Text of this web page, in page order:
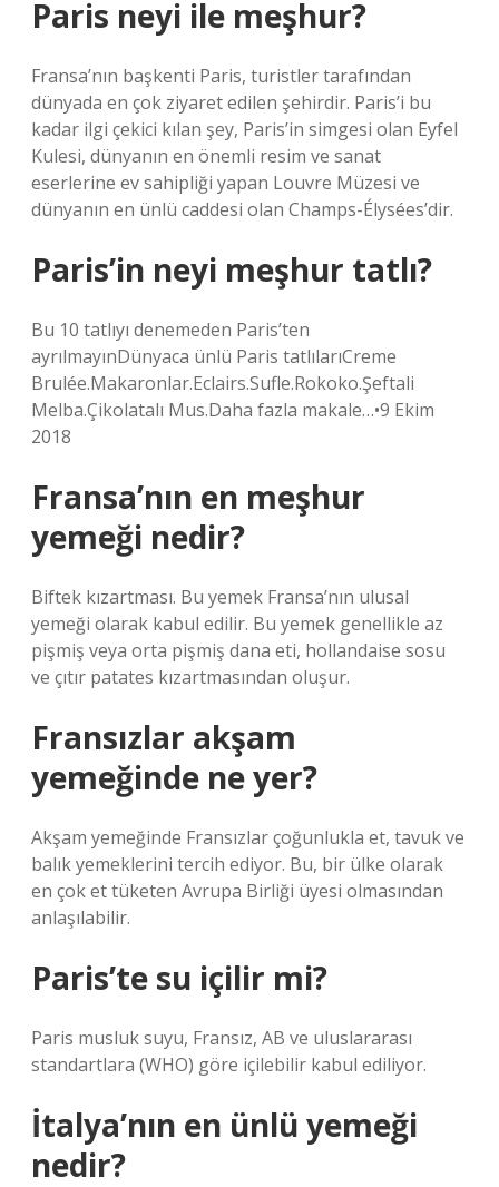
Paris neyi ile meşhur?
Fransa’nın başkenti Paris, turistler tarafından
dünyada en çok ziyaret edilen şehirdir. Paris’i bu
kadar ilgi çekici kılan şey, Paris’in simgesi olan Eyfel
Kulesi, dünyanın en önemli resim ve sanat
eserlerine ev sahipliği yapan Louvre Müzesi ve
dünyanın en ünlü caddesi olan Champs-Élysées’dir.
Paris’in neyi meşhur tatlı?
Bu 10 tatlıyı denemeden Paris’ten
ayrılmayınDünyaca ünlü Paris tatlılarıCreme
Brulée.Makaronlar.Eclairs.Sufle.Rokoko.Şeftali
Melba.Çikolatalı Mus.Daha fazla makale…•9 Ekim
2018
Fransa’nın en meşhur
yemeği nedir?
Biftek kızartması. Bu yemek Fransa’nın ulusal
yemeği olarak kabul edilir. Bu yemek genellikle az
pişmiş veya orta pişmiş dana eti, hollandaise sosu
ve çıtır patates kızartmasından oluşur.
Fransızlar akşam
yemeğinde ne yer?
Akşam yemeğinde Fransızlar çoğunlukla et, tavuk ve
balık yemeklerini tercih ediyor. Bu, bir ülke olarak
en çok et tüketen Avrupa Birliği üyesi olmasından
anlaşılabilir.
Paris’te su içilir mi?
Paris musluk suyu, Fransız, AB ve uluslararası
standartlara (WHO) göre içilebilir kabul ediliyor.
İtalya’nın en ünlü yemeği
nedir?